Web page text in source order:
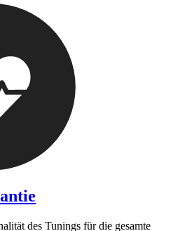
des Tunings für die gesamte